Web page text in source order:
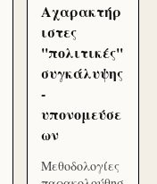
Αχαρακτήρ
ιστες
''πολιτικές''
συγκάλυψης
-
υπονομεύσε
ων
Μεθοδολογίες